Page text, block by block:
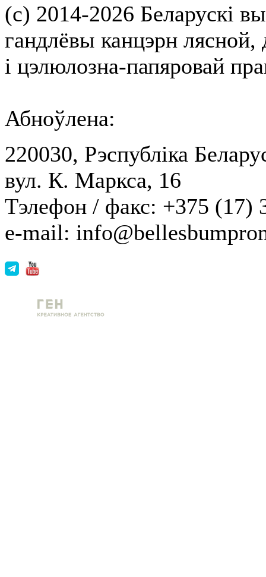
(с) 2014-2026 Беларускі
гандлёвы канцэрн лясной,
і цэлюлозна-папяровай
Абноўлена:
220030, Рэспубліка
вул. К. Маркса, 16
Тэлефон / факс: +375 (17)
e-mail: